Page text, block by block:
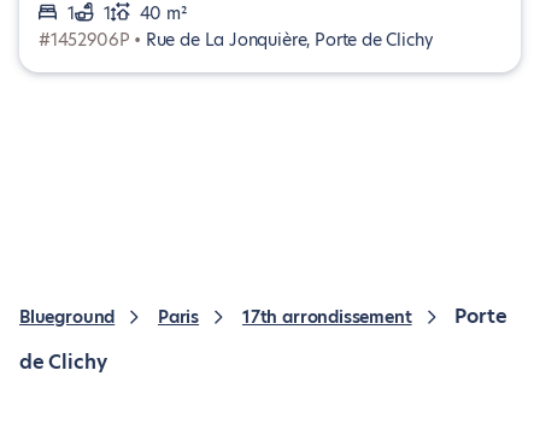
1
1
40 m²
#1452906P • Rue de La Jonquière, Porte de Clichy
Blueground Paris 17th arrondissement
Porte
de Clichy